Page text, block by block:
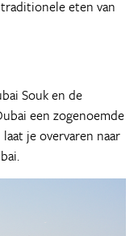
eten van
Souk en de
een zogenoemde
je overvaren naar